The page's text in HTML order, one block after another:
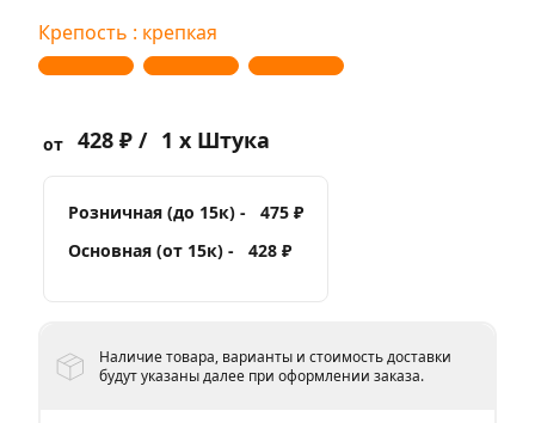
Крепость : крепкая
от 428 ₽ / 1 x Штука
Розничная (до 15к) -
475 ₽
Основная (от 15к) -
428 ₽
Наличие товара, варианты и стоимость доставки
будут указаны далее при оформлении заказа.